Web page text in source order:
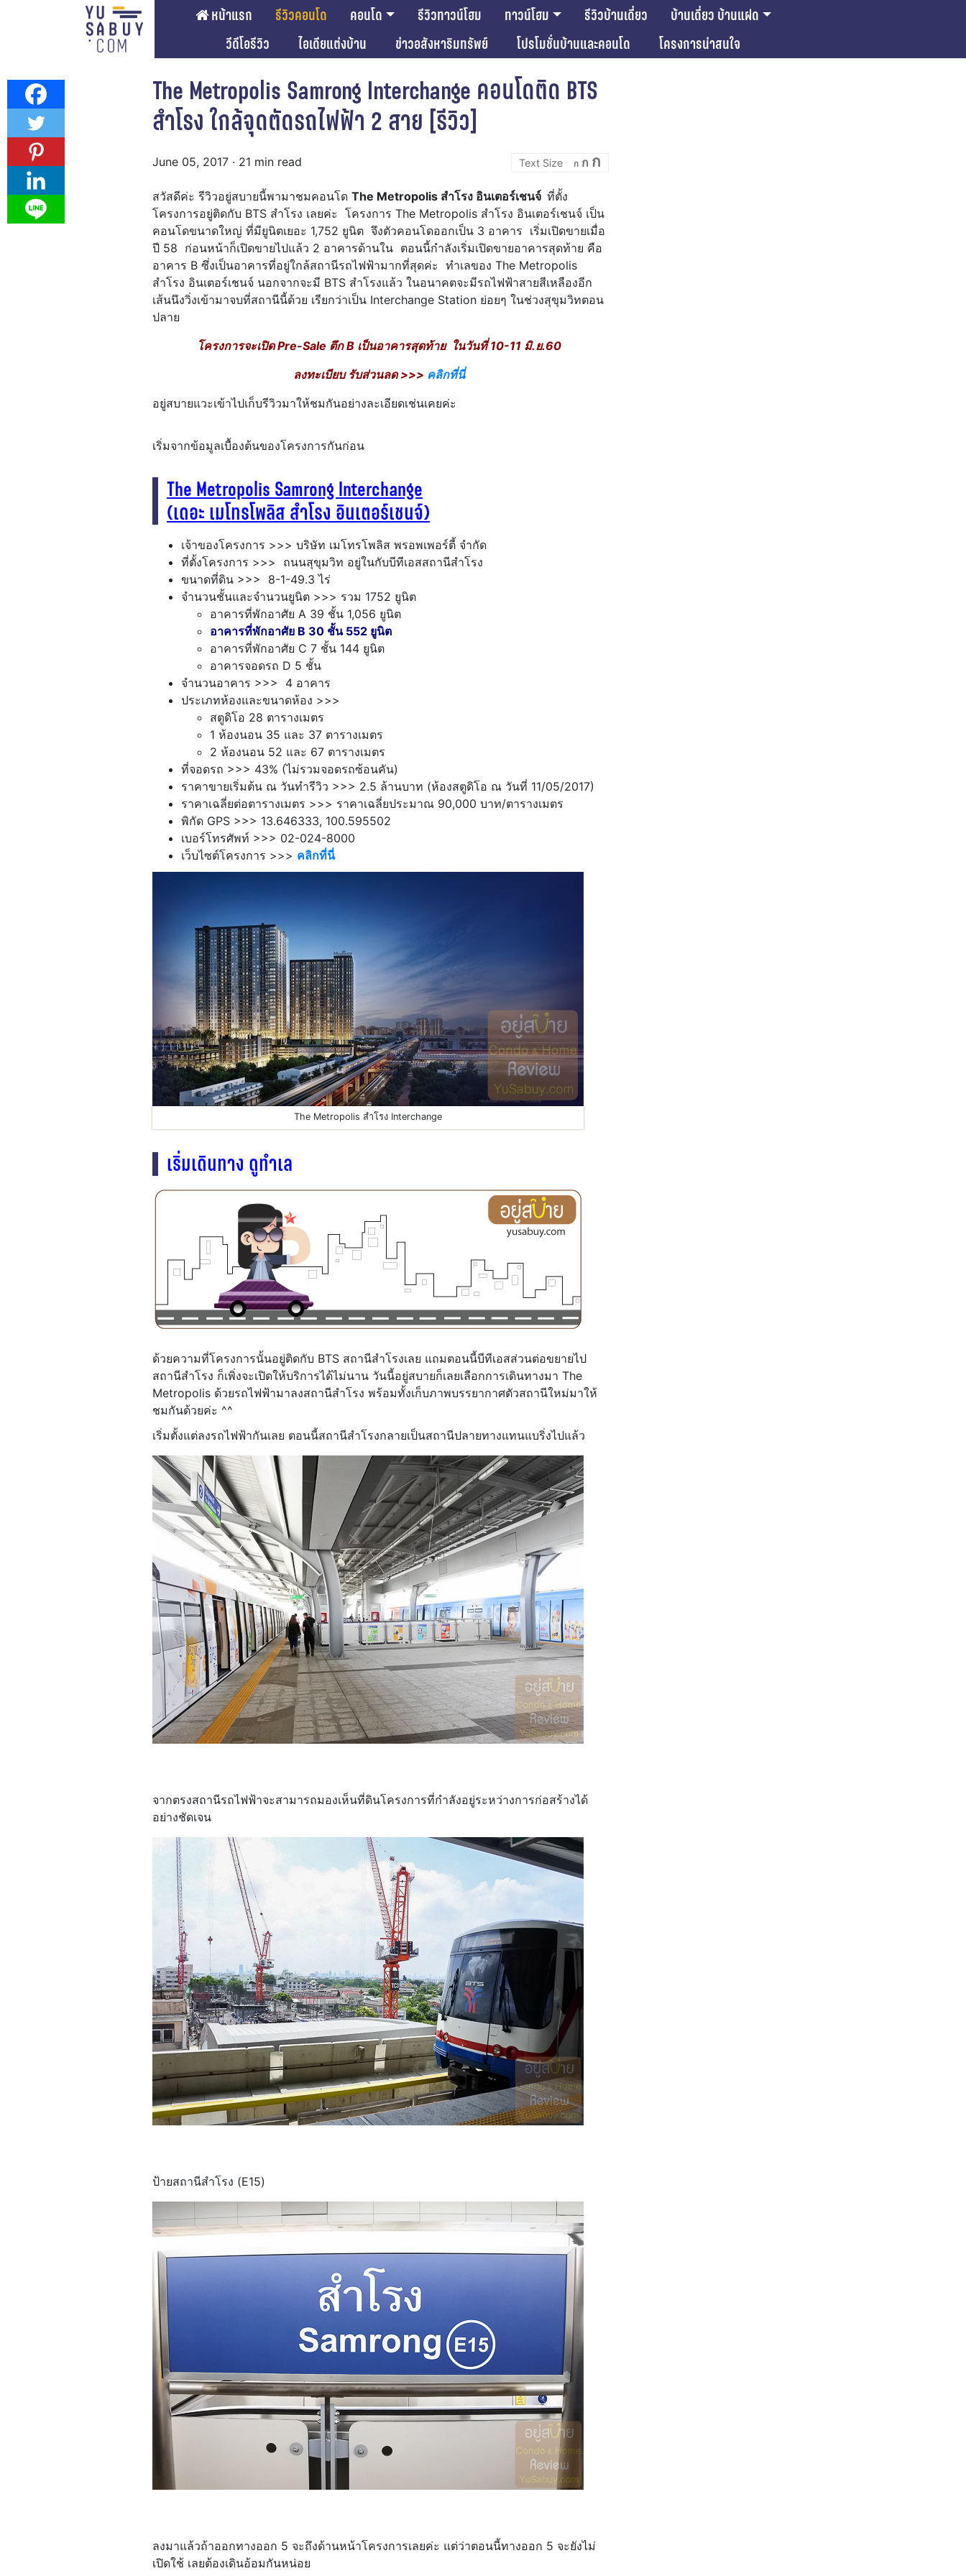
หน้าแรก รีวิวคอนโด คอนโด รีวิวทาวน์โฮม ทาวน์โฮม รีวิวบ้านเดี่ยว
บ้านเดี่ยว บ้านแฝด
วีดีโอรีวิว
ไอเดียแต่งบ้าน ข่าวอสังหาริมทรัพย์ โปรโมชั่นบ้านและคอนโด โครงการน่าสนใจ
The Metropolis Samrong Interchange คอนโดติด BTS
สำโรง ใกล้จุดตัดรถไฟฟ้า 2 สาย [รีวิว]
June 05, 2017 · 21 min read ก
Decrease
font
size.
ก Reset
font
ก
สวัสดีค่ะ รีวิวอยู่สบายนี้พามาชมคอนโด The Metropolis สำโรง อินเตอร์เชนจ์ ที่ตั้ง
โครงการอยู่ติดกับ BTS สำโรง เลยค่ะ โครงการ The Metropolis สำโรง อินเตอร์เชนจ์ เป็น
คอนโดขนาดใหญ่ ที่มียูนิตเยอะ 1,752 ยูนิต จึงตัวคอนโดออกเป็น 3 อาคาร เริ่มเปิดขายเมื่อ
ปี 58 ก่อนหน้าก็เปิดขายไปแล้ว 2 อาคารด้านใน ตอนนี้กำลังเริ่มเปิดขายอาคารสุดท้าย คือ
อาคาร B ซึ่งเป็นอาคารที่อยู่ใกล้สถานีรถไฟฟ้ามากที่สุดค่ะ ทำเลของ The Metropolis
สำโรง อินเตอร์เชนจ์ นอกจากจะมี BTS สำโรงแล้ว ในอนาคตจะมีรถไฟฟ้าสายสีเหลืองอีก
เส้นนึงวิ่งเข้ามาจบที่สถานีนี้ด้วย เรียกว่าเป็น Interchange Station ย่อยๆ ในช่วงสุขุมวิทตอน
ปลาย
โครงการจะเปิด Pre-Sale ตึก B เป็นอาคารสุดท้าย ในวันที่ 10-11 มิ.ย.60
ลงทะเบียบ รับส่วนลด >>> คลิกที่นี่
อยู่สบายแวะเข้าไปเก็บรีวิวมาให้ชมกันอย่างละเอียดเช่นเคยค่ะ
เริ่มจากข้อมูลเบื้องต้นของโครงการกันก่อน
The Metropolis Samrong Interchange
(เดอะ เมโทรโพลิส สำโรง อินเตอร์เชนจ์)
เจ้าของโครงการ >>> บริษัท เมโทรโพลิส พรอพเพอร์ตี้ จำกัด
ที่ตั้งโครงการ >>> ถนนสุขุมวิท อยู่ในกับบีทีเอสสถานีสำโรง
ขนาดที่ดิน >>> 8-1-49.3 ไร่
จำนวนชั้นและจำนวนยูนิต >>> รวม 1752 ยูนิต
อาคารที่พักอาศัย A 39 ชั้น 1,056 ยูนิต
อาคารที่พักอาศัย B 30 ชั้น 552 ยูนิต
อาคารที่พักอาศัย C 7 ชั้น 144 ยูนิต
อาคารจอดรถ D 5 ชั้น
จำนวนอาคาร >>> 4 อาคาร
ประเภทห้องและขนาดห้อง >>>
สตูดิโอ 28 ตารางเมตร
1 ห้องนอน 35 และ 37 ตารางเมตร
2 ห้องนอน 52 และ 67 ตารางเมตร
ที่จอดรถ >>> 43% (ไม่รวมจอดรถซ้อนคัน)
ราคาขายเริ่มต้น ณ วันทำรีวิว >>> 2.5 ล้านบาท (ห้องสตูดิโอ ณ วันที่ 11/05/2017)
ราคาเฉลี่ยต่อตารางเมตร >>> ราคาเฉลี่ยประมาณ 90,000 บาท/ตารางเมตร
พิกัด GPS >>> 13.646333, 100.595502
เบอร์โทรศัพท์ >>> 02-024-8000
เว็บไซต์โครงการ >>> คลิกที่นี่
The Metropolis สำโรง Interchange
เริ่มเดินทาง ดูทำเล
ด้วยความที่โครงการนั้นอยู่ติดกับ BTS สถานีสำโรงเลย แถมตอนนี้บีทีเอสส่วนต่อขยายไป
สถานีสำโรง ก็เพิ่งจะเปิดให้บริการได้ไม่นาน วันนี้อยู่สบายก็เลยเลือกการเดินทางมา The
Metropolis ด้วยรถไฟฟ้ามาลงสถานีสำโรง พร้อมทั้งเก็บภาพบรรยากาศตัวสถานีใหม่มาให้
ชมกันด้วยค่ะ ^^
เริ่มตั้งแต่ลงรถไฟฟ้ากันเลย ตอนนี้สถานีสำโรงกลายเป็นสถานีปลายทางแทนแบริ่งไปแล้ว
จากตรงสถานีรถไฟฟ้าจะสามารถมองเห็นที่ดินโครงการที่กำลังอยู่ระหว่างการก่อสร้างได้
อย่างชัดเจน
ป้ายสถานีสำโรง (E15)
ลงมาแล้วถ้าออกทางออก 5 จะถึงด้านหน้าโครงการเลยค่ะ แต่ว่าตอนนี้ทางออก 5 จะยังไม่
เปิดใช้ เลยต้องเดินอ้อมกันหน่อย